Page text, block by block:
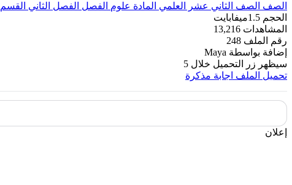
الصف الصف الثاني عشر العلمي المادة علوم الفصل الفصل الثاني القسم
الحجم 1.5ميفابايت
المشاهدات 13,216
رقم الملف 248
إضافة بواسطة Maya
سيظهر زر التحميل خلال 5
تحميل الملف اجابة مذكرة
إعلان